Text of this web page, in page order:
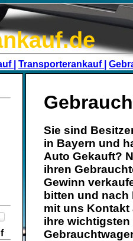
| Transporterankauf |
Sie sind
in Bayern und
Auto Gekauft?
ihren
Gewinn
bitten und
mit uns
ihre